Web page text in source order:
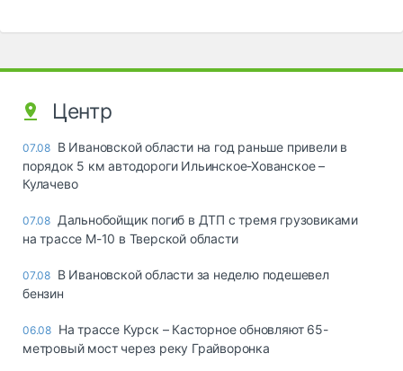
Центр
07.08 В Ивановской области на год раньше привели в
порядок 5 км автодороги Ильинское-Хованское –
Кулачево
07.08 Дальнобойщик погиб в ДТП с тремя грузовиками
на трассе М-10 в Тверской области
07.08 В Ивановской области за неделю подешевел
бензин
06.08 На трассе Курск – Касторное обновляют 65-
метровый мост через реку Грайворонка